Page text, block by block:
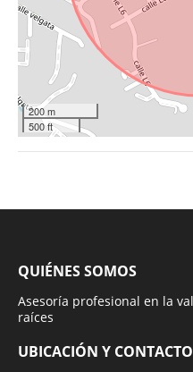
200 m
500 ft
QUIÉNES SOMOS
Asesoría profesional en la
raíces
UBICACIÓN Y CONTACTO